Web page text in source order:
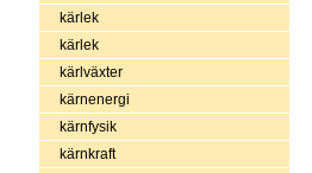
kärlek
kärlek
kärlväxter
kärnenergi
kärnfysik
kärnkraft